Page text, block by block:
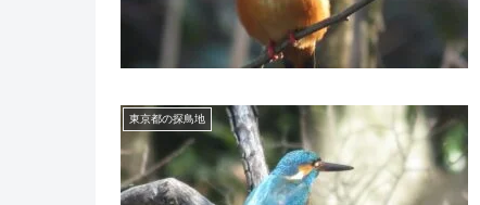
東京都の探鳥地